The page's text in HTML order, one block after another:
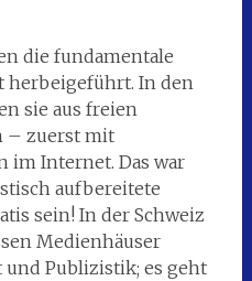
die fundamentale
herbeigeführt. In den
sie aus freien
– zuerst mit
im Internet. Das war
aufbereitete
sein! In der Schweiz
Medienhäuser
Publizistik; es geht